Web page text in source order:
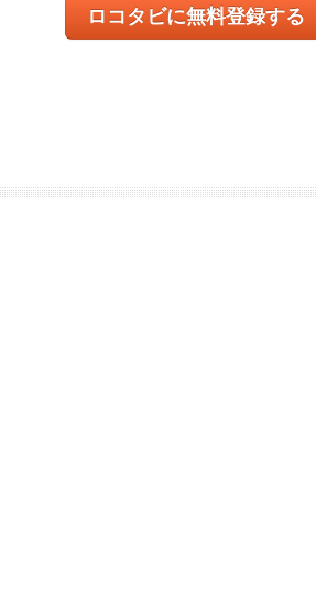
ロコタビに無料登録する